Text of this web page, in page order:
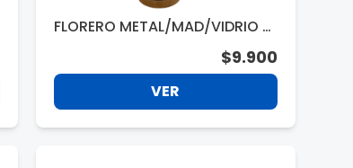
FLORERO METAL/MAD/VIDRIO 4
$9.900
VER